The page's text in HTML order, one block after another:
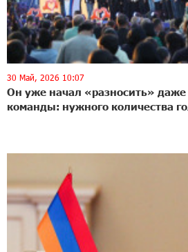
30 Май, 2026 10:07
Он уже начал «разносить» даже
команды: нужного количества